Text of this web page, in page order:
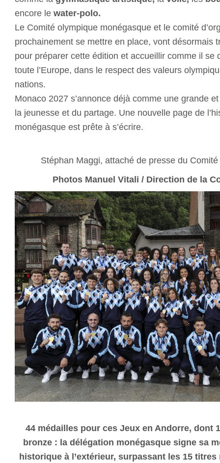
encore le water-polo.
Le Comité olympique monégasque et le comité
prochainement se mettre en place, vont désormais
pour préparer cette édition et accueillir comme il se
toute l’Europe, dans le respect des valeurs
nations.
Monaco 2027 s’annonce déjà comme une grande
la jeunesse et du partage. Une nouvelle page de
monégasque est prête à s’écrire.
Stéphan Maggi, attaché de presse du
Photos Manuel Vitali / Direction de la
44 médailles pour ces Jeux en Andorre, dont
bronze : la délégation monégasque signe sa
historique à l’extérieur, surpassant les 15 titres